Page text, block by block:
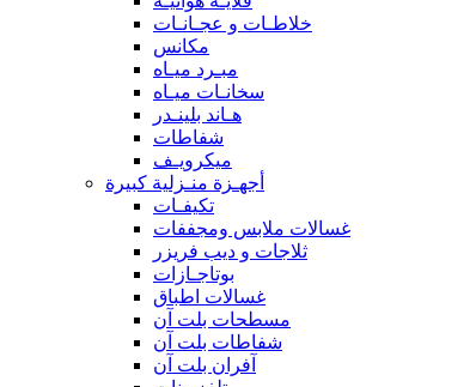
خلاطـات و عجـانـات
مكانس
مبـرد ميـاه
سخانـات ميـاه
هـاند بلينـدر
شفاطات
ميكرويـف
أجهـزة منـزلية كبيرة
تكيفـات
غسالات ملابس ومجففات
ثلاجات و ديب فريزر
بوتاجـازات
غسالات اطباق
مسطحات بلت آن
شفاطات بلت آن
آفران بلت آن